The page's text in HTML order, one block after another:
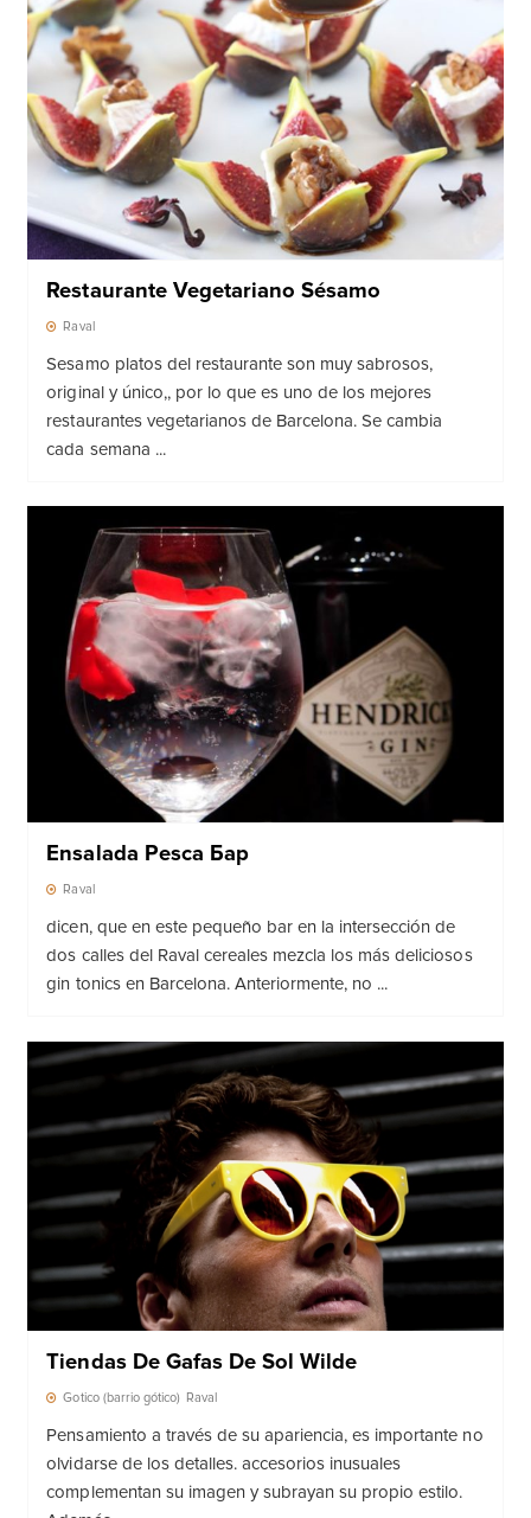
Restaurante Vegetariano Sésamo
Raval
Sesamo platos del restaurante son muy sabrosos,
original y único,, por lo que es uno de los mejores
restaurantes vegetarianos de Barcelona. Se cambia
cada semana ...
Ensalada Pesca Бар
Raval
dicen, que en este pequeño bar en la intersección de
dos calles del Raval cereales mezcla los más deliciosos
gin tonics en Barcelona. Anteriormente, no ...
Tiendas De Gafas De Sol Wilde
Gotico (barrio gótico) Raval
Pensamiento a través de su apariencia, es importante no
olvidarse de los detalles. accesorios inusuales
complementan su imagen y subrayan su propio estilo.